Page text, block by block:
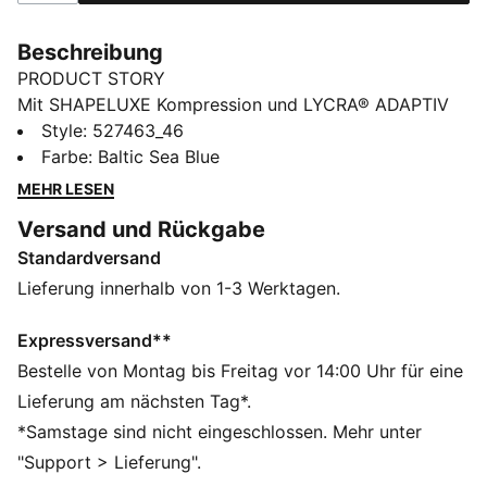
Beschreibung
PRODUCT STORY
Mit SHAPELUXE Kompression und LYCRA® ADAPTIV
Fasern für eine körperbetonende Passform, die sich
mit dir mitbewegt. Der hohe Bund und die dryCELL
Technologie sorgen für Selbstbewusstsein – ob beim
Länge – spüre den Unterschied bei jeder Bewegung.
FEATURES + VORTEILE
dryCELL: Performance-Technologie, die Feuchtigkeit
Training schweißfrei bleibst
LYCRA® ADAPTIV: Faser in einer innovativen,
nahtlosen Konstruktion für eine optimale Passform und
Formbeständigkeit sorgt für eine passgenaue
Kompression, die sich mit dir bewegt
Hergestellt aus mindestens 50 % recycelten
Style: 527463_46
Farbe: Baltic Sea Blue
MEHR LESEN
Versand und Rückgabe
Standardversand
Lieferung innerhalb von 1-3 Werktagen.
Expressversand**
Bestelle von Montag bis Freitag vor 14:00 Uhr für eine
Lieferung am nächsten Tag*.
*Samstage sind nicht eingeschlossen. Mehr unter
"Support > Lieferung".